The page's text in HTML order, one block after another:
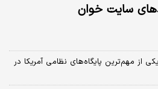
سایت خوان
از مهم‌ترین پایگاه‌های نظامی آمریکا در